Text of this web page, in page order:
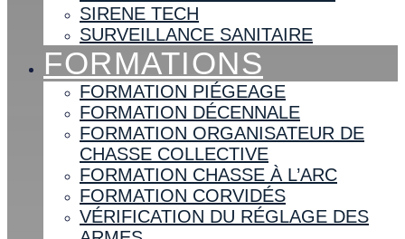
SIRENE TECH
SURVEILLANCE SANITAIRE
FORMATIONS
FORMATION PIÉGEAGE
FORMATION DÉCENNALE
FORMATION ORGANISATEUR DE
CHASSE COLLECTIVE
FORMATION CHASSE À L’ARC
FORMATION CORVIDÉS
VÉRIFICATION DU RÉGLAGE DES